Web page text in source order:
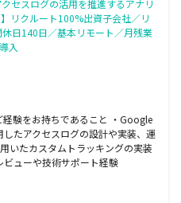
セスログの活用を推進するアナリ
リクルート100%出資子会社／リ
日140日／基本リモート／月残業
入
験をお持ちであること ・Google
たアクセスログの設計や実装、運
いたカスタムトラッキングの実装
ビューや技術サポート経験